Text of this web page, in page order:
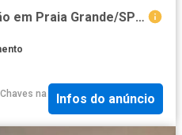
Apartamento para Locação em Praia Grande/SP Guilhermina 2 Quartos
Chaves na
Infos do anúncio